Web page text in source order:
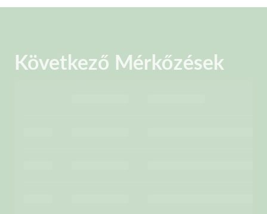
Következő Mérkőzések